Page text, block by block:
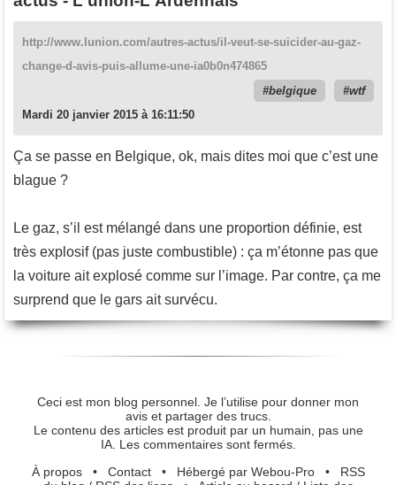
http://www.lunion.com/autres-actus/il-veut-se-suicider-au-gaz-
change-d-avis-puis-allume-une-ia0b0n474865
belgique
wtf
Mardi 20 janvier 2015 à 16:11:50
Ça se passe en Belgique, ok, mais dites moi que c’est une
blague ?
Le gaz, s’il est mélangé dans une proportion définie, est
très explosif (pas juste combustible) : ça m’étonne pas que
la voiture ait explosé comme sur l’image. Par contre, ça me
surprend que le gars ait survécu.
Ceci est mon blog personnel. Je l’utilise pour donner mon
avis et partager des trucs.
Le contenu des articles est produit par un humain, pas une
IA. Les commentaires sont fermés.
À propos• Contact• Hébergé par Webou-Pro• RSS